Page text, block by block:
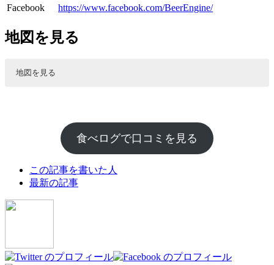
Facebook
https://www.facebook.com/BeerEngine/
地図を見る
地図を見る
食べログで口コミを見る
following
tabs
change
この記事を書いた人
最新の記事